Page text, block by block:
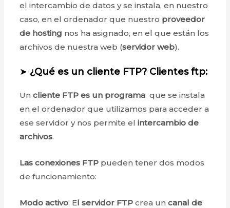
el intercambio de datos y se instala, en nuestro
caso, en el ordenador que nuestro proveedor
de hosting nos ha asignado, en el que están los
archivos de nuestra web (servidor web).
➤ ¿Qué es un cliente FTP? Clientes ftp:
Uncliente FTP es un programa que se instala
en el ordenador que utilizamos para acceder a
ese servidor y nos permite el intercambio de
archivos.
Las conexiones FTP pueden tener dos modos
de funcionamiento:
Modo activo: El servidor FTP crea uncanal de